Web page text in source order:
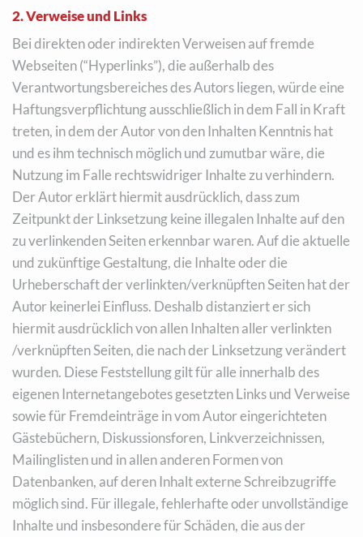
2. Verweise und Links
Bei direkten oder indirekten Verweisen auf fremde
Webseiten (“Hyperlinks”), die außerhalb des
Verantwortungsbereiches des Autors liegen, würde eine
Haftungsverpflichtung ausschließlich in dem Fall in Kraft
treten, in dem der Autor von den Inhalten Kenntnis hat
und es ihm technisch möglich und zumutbar wäre, die
Nutzung im Falle rechtswidriger Inhalte zu verhindern.
Der Autor erklärt hiermit ausdrücklich, dass zum
Zeitpunkt der Linksetzung keine illegalen Inhalte auf den
zu verlinkenden Seiten erkennbar waren. Auf die aktuelle
und zukünftige Gestaltung, die Inhalte oder die
Urheberschaft der verlinkten/verknüpften Seiten hat der
Autor keinerlei Einfluss. Deshalb distanziert er sich
hiermit ausdrücklich von allen Inhalten aller verlinkten
/verknüpften Seiten, die nach der Linksetzung verändert
wurden. Diese Feststellung gilt für alle innerhalb des
eigenen Internetangebotes gesetzten Links und Verweise
sowie für Fremdeinträge in vom Autor eingerichteten
Gästebüchern, Diskussionsforen, Linkverzeichnissen,
Mailinglisten und in allen anderen Formen von
Datenbanken, auf deren Inhalt externe Schreibzugriffe
möglich sind. Für illegale, fehlerhafte oder unvollständige
Inhalte und insbesondere für Schäden, die aus der